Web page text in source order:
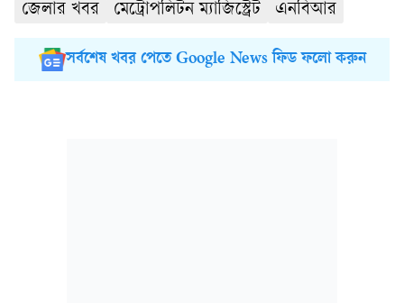
জেলার খবর
মেট্রোপলিটন ম্যাজিস্ট্রেট এনবিআর
সর্বশেষ খবর পেতে Google News ফিড ফলো করুন